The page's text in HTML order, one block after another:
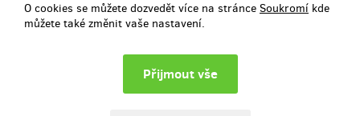
O cookies se můžete dozvedět více na stránce Soukromí kde
můžete také změnit vaše nastavení.